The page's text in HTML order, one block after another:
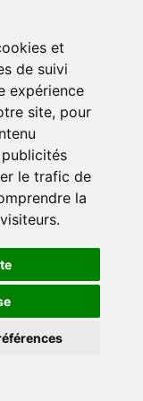
et
de suivi
expérience
site, pour
le trafic de
la